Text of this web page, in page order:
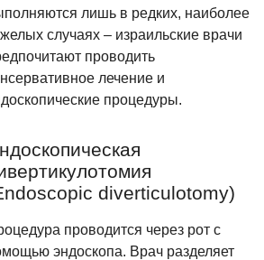
лишь в редких, наиболее
случаях – израильские врачи
проводить
лечение и
процедуры.
diverticulotomy)
проводится через рот с
эндоскопа. Врач разделяет